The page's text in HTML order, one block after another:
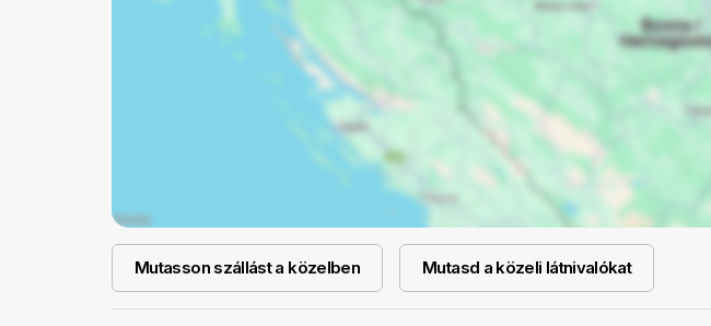
Mutasson szállást a közelben Mutasd a közeli látnivalókat